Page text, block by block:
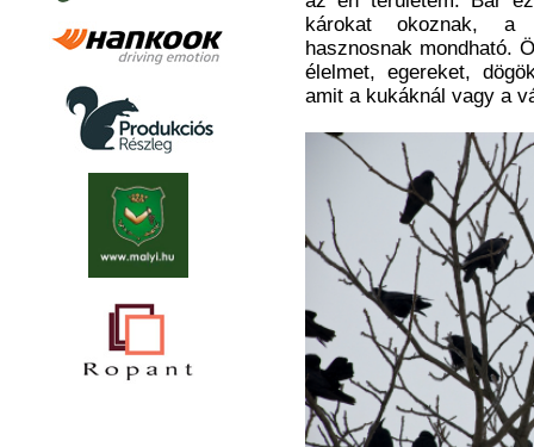
károkat okoznak, a
hasznosnak mondható.
élelmet, egereket,
amit a kukáknál vagy a